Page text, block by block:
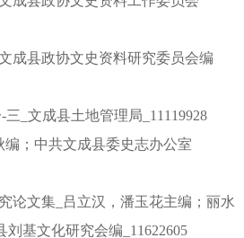
成县政协文史资料研究委员会编
_文成县土地管理局_11119928
编；中共文成县委史志办公室
论文集_吕立汉，潘玉花主编；丽水
基文化研究会编_11622605